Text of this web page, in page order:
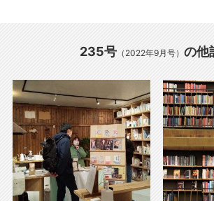
235号（2022年9月号） の他